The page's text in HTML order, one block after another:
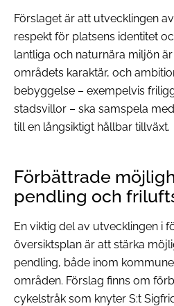
Förslaget är att utvecklingen
respekt för platsens identitet
lantliga och naturnära miljön
områdets karaktär, och
bebyggelse – exempelvis
stadsvillor – ska samspela
till en långsiktigt hållbar tillväxt.
Förbättrade
pendling och
En viktig del av utvecklingen i
översiktsplan är att stärka
pendling, både inom
områden. Förslag finns om
cykelstråk som knyter S:t